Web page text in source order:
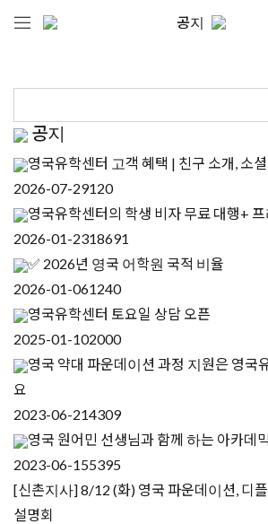
공지
공지
영국유학센터 고객 혜택 | 친구 소개, 소
2026-07-29120
영국유학센터의 학생 비자 무료 대행+
2026-01-2318691
✅ 2026년 영국 어학원 국적 비율
2026-01-061240
영국유학센터 토요일 상담 오픈
2025-01-102000
영국 약대 파운데이션 과정 지원은 영국
요
2023-06-214309
영국 원어민 선생님과 함께 하는 아카데
2023-06-155395
[신촌지사] 8/12 (화) 영국 파운데이션, 디
설명회